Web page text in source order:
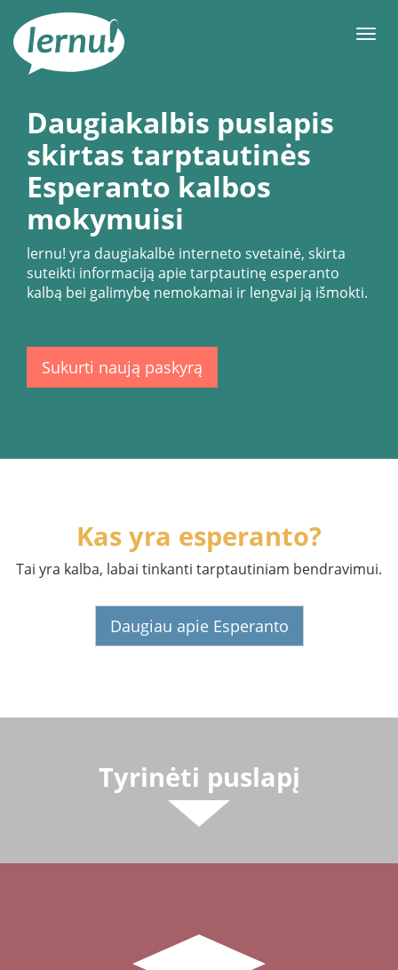
turinį
Daugiakalbis puslapis
skirtas tarptautinės
Esperanto kalbos
mokymuisi
lernu! yra daugiakalbė interneto svetainė, skirta
suteikti informaciją apie tarptautinę esperanto
kalbą bei galimybę nemokamai ir lengvai ją išmokti.
Sukurti naują paskyrą
Kas yra esperanto?
Tai yra kalba, labai tinkanti tarptautiniam bendravimui.
Daugiau apie Esperanto
Tyrinėti puslapį